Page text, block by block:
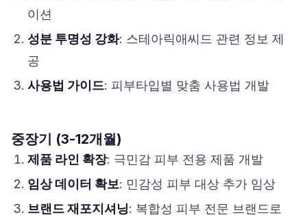
이션
성분 투명성 강화: 스테아릭애씨드 관련 정보 제
공
사용법 가이드: 피부타입별 맞춤 사용법 개발
중장기 (3-12개월)
제품 라인 확장: 극민감 피부 전용 제품 개발
임상 데이터 확보: 민감성 피부 대상 추가 임상
브랜드 재포지셔닝: 복합성 피부 전문 브랜드로